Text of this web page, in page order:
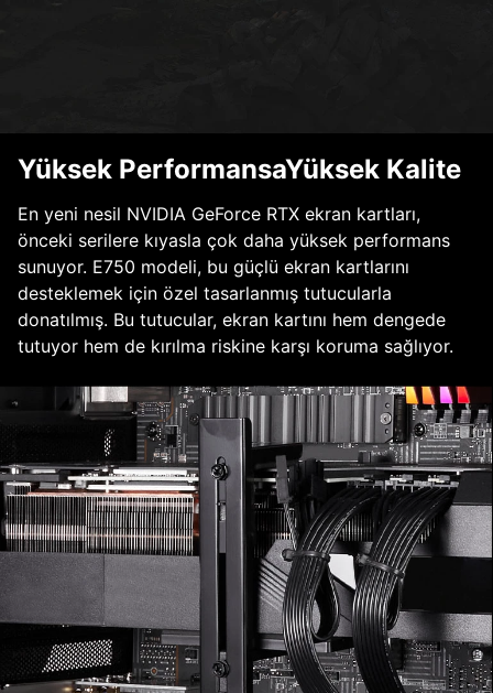
Yüksek PerformansaYüksek Kalite
En yeni nesil NVIDIA GeForce RTX ekran kartları,
önceki serilere kıyasla çok daha yüksek performans
sunuyor. E750 modeli, bu güçlü ekran kartlarını
desteklemek için özel tasarlanmış tutucularla
donatılmış. Bu tutucular, ekran kartını hem dengede
tutuyor hem de kırılma riskine karşı koruma sağlıyor.